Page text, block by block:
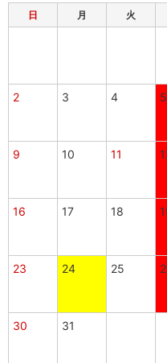
日 月 火
2 3 4 5
9 10 11
16 17 18
23 24 25
30 31